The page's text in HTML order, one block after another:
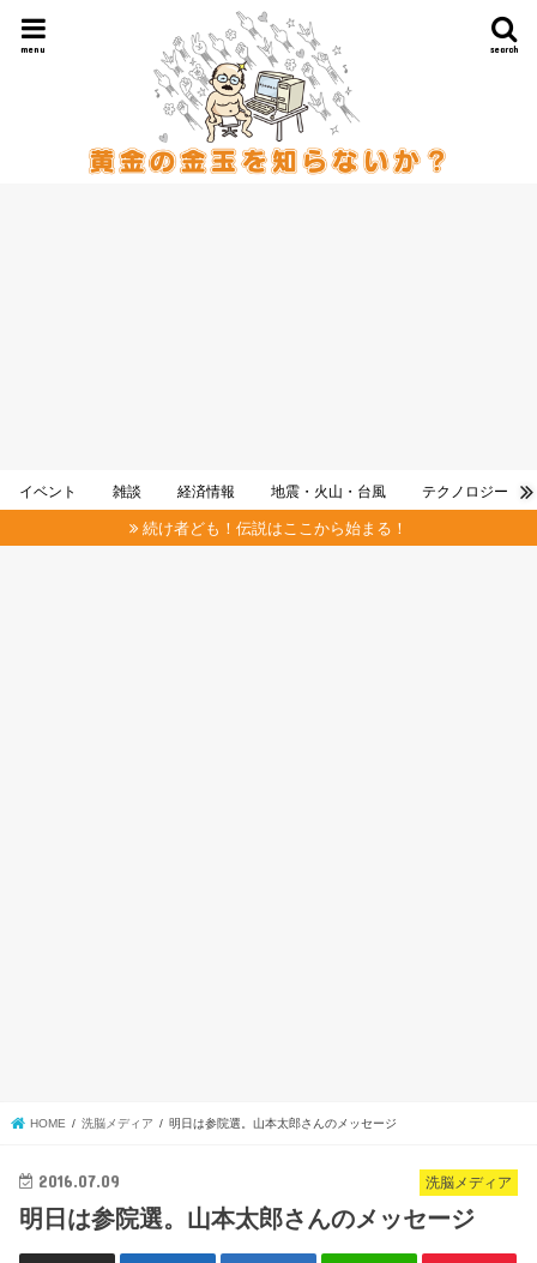
search
menu
イベント 雑談 経済情報 地震・火山・台風 テクノロジー
続け者ども！伝説はここから始まる！
HOME 洗脳メディア 明日は参院選。山本太郎さんのメッセージ
洗脳メディア
2016.07.09
明日は参院選。山本太郎さんのメッセージ